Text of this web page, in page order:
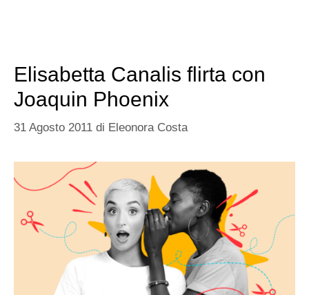
Elisabetta Canalis flirta con
Joaquin Phoenix
31 Agosto 2011 di Eleonora Costa